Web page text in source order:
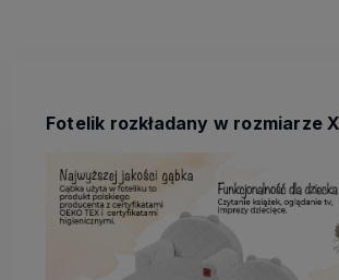
Fotelik rozkładany w rozmiarze